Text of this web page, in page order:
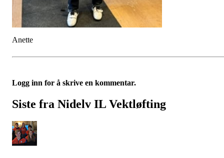
Anette
Logg inn for å skrive en kommentar.
Siste fra Nidelv IL Vektløfting